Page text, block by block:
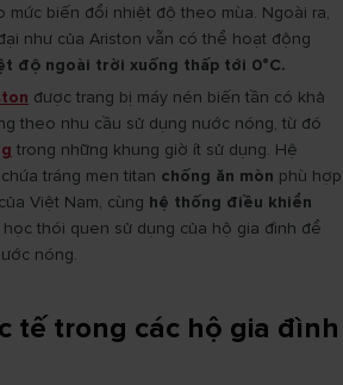
mức biến đổi nhiệt độ theo mùa. Ngoài ra,
như của Ariston vẫn có thể hoạt động
độ ngoài trời xuống thấp tới 0°C.
được trang bị máy nén biến tần có khả
theo nhu cầu sử dụng nước nóng, từ đó
trong những khung giờ ít sử dụng. Hệ
tráng men titan chống ăn mòn phù hợp
Việt Nam, cùng hệ thống điều khiển
thói quen sử dụng của hộ gia đình để
nóng.
tế trong các hộ gia đình